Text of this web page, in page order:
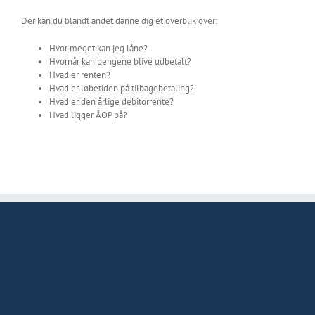
Der kan du blandt andet danne dig et overblik over:
Hvor meget kan jeg låne?
Hvornår kan pengene blive udbetalt?
Hvad er renten?
Hvad er løbetiden på tilbagebetaling?
Hvad er den årlige debitorrente?
Hvad ligger ÅOP på?